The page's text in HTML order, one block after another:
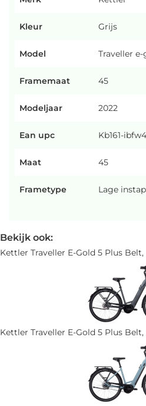
Kleur Grijs
Model Traveller
Framemaat 45
Modeljaar 2022
Ean upc Kb161-
Maat 45
Frametype Lage instap
Bekijk ook:
Kettler Traveller E-Gold 5 Plus
Kettler Traveller E-Gold 5 Plus